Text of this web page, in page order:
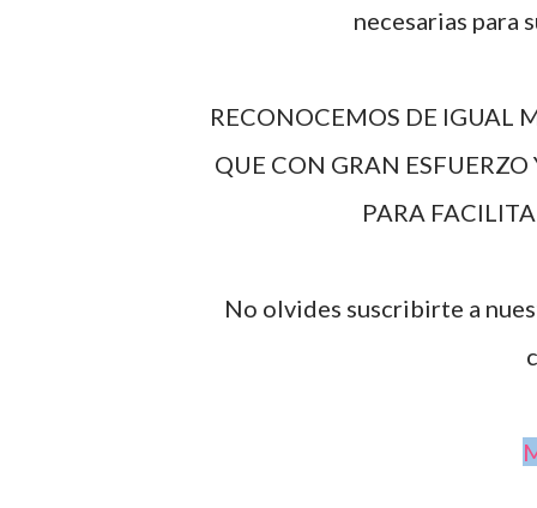
necesarias para
RECONOCEMOS DE IGUAL
QUE CON GRAN
PARA
No olvides suscribirte a